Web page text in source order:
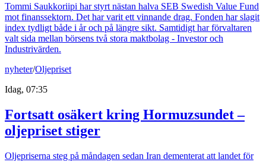
Tommi Saukkoriipi har styrt nästan halva SEB Swedish Value Fund
mot finanssektorn. Det har varit ett vinnande drag. Fonden har slagit
index tydligt både i år och på längre sikt. Samtidigt har förvaltaren
valt sida mellan börsens två stora maktbolag - Investor och
Industrivärden.
nyheter/Oljepriset
Idag, 07:35
Fortsatt osäkert kring Hormuzsundet –
oljepriset stiger
Oljepriserna steg på måndagen sedan Iran dementerat att landet för